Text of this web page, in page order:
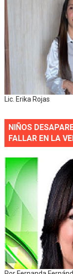
Lic. Erika Rojas
NIÑOS
FALLAR EN LA